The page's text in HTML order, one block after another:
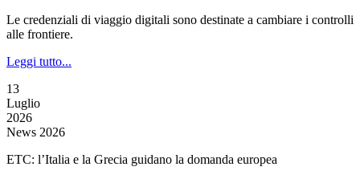
Le credenziali di viaggio digitali sono destinate a cambiare i controlli
alle frontiere.
Leggi tutto...
13
Luglio
2026
News 2026
ETC: l’Italia e la Grecia guidano la domanda europea